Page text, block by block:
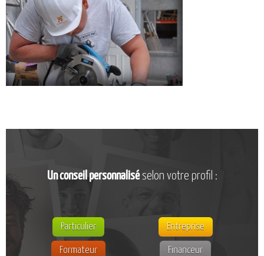
CATALOGUE DE FORMATIONS
NOS FORMATIONS PAR MÉTIER
NOS FORMATIONS SÉCURITÉ
NOS PERFECTIONNEMENTS PAR MÉTIER
NOS FORMATIONS SUR DEMANDE
AGENDA
Un conseil personnaliséselon votre profil :
Particulier Entreprise
Formateur Financeur